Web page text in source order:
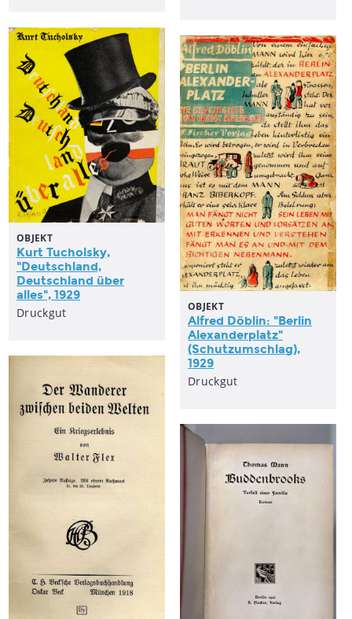
OBJEKT
Kurt Tucholsky,
"Deutschland,
Deutschland über
alles", 1929
Druckgut OBJEKT
Alfred Döblin: "Berlin
Alexanderplatz"
(Schutzumschlag),
1929
Druckgut